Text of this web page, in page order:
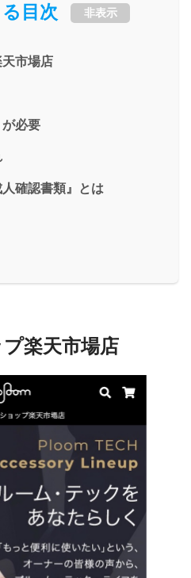
目次 非表示
市場店
必要
確認書類』とは
楽天市場店